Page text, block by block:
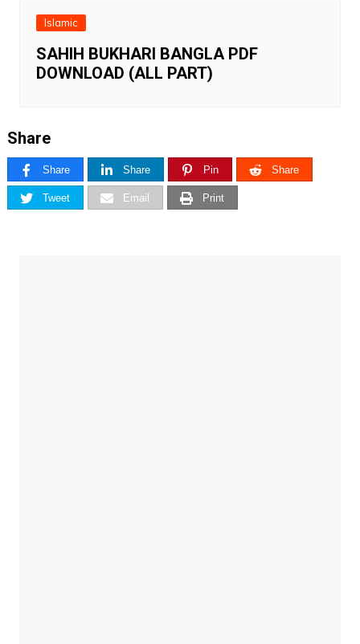
Islamic
SAHIH BUKHARI BANGLA PDF
DOWNLOAD (ALL PART)
Share
Share Share Pin Share
Tweet Email Print